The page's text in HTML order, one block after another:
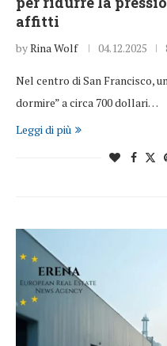
affitti
byRina Wolf 04.12.2025
Nel centro di San Francisco,
dormire” a circa 700 dollari…
Leggi di più